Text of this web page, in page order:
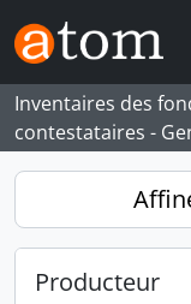
Skip to main content
Inventaires des
contestataires -
Producteur